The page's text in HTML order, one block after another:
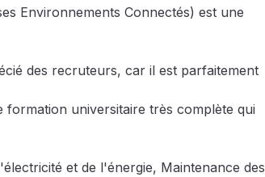
Environnements Connectés) est une
des recruteurs, car il est parfaitement
formation universitaire très complète qui
et de l'énergie, Maintenance des